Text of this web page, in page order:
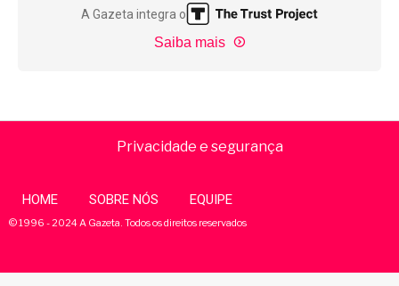
A Gazeta integra o
Saiba mais
Privacidade e segurança
HOME SOBRE NÓS EQUIPE
© 1996 - 2024 A Gazeta. Todos os direitos reservados